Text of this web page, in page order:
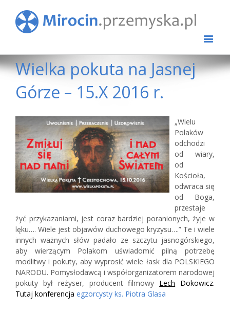
Wielka pokuta na Jasnej
Górze – 15.X 2016 r.
View
Larger
Image
„Wielu
Polaków
odchodzi
od wiary,
od
Kościoła,
odwraca się
od Boga,
przestaje
żyć przykazaniami, jest coraz bardziej poranionych, żyje w
lęku…. Wiele jest objawów duchowego kryzysu….” Te i wiele
innych ważnych słów padało ze szczytu jasnogórskiego,
aby wierzącym Polakom uświadomić pilną potrzebę
modlitwy i pokuty, aby wyprosić wiele łask dla POLSKIEGO
NARODU. Pomysłodawcą i współorganizatorem narodowej
pokuty był reżyser, producent filmowy Lech Dokowicz.
Tutaj konferencja egzorcysty ks. Piotra Glasa